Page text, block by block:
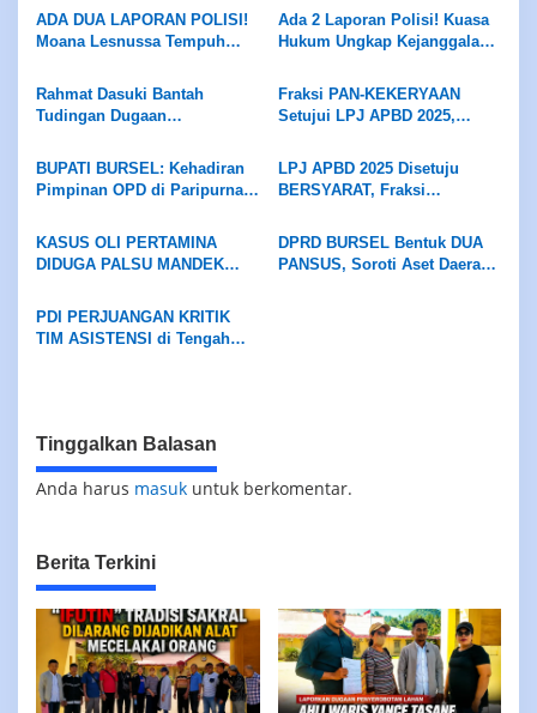
Anggota DPRD ke BK, Ketua
DPRD Pastikan Diproses
CABUT LAPORAN, Kuasa
Hukum Desak Pengusutan
hingga Pansus DPRD Bekerja
ADA DUA LAPORAN POLISI!
Moana Lesnussa Tempuh
Dugaan Keterlibatan Oknum
DPRD
Ada 2 Laporan Polisi! Kuasa
Hukum Ungkap Kejanggalan
Rahmat Dasuki Bantah
Tudingan Dugaan
Rp4 Miliar, Persilakan APH
Usut Tuntas
Fraksi PAN-KEKERYAAN
Setujui LPJ APBD 2025,
Pendidikan dan Tuntaskan
Jalan Ambalau
BUPATI BURSEL: Kehadiran
Pimpinan OPD di Paripurna
LPJ APBD 2025 Disetuju
BERSYARAT, Fraksi
Beberkan Belasan Catatan
Kritis
KASUS OLI PERTAMINA
DIDUGA PALSU MANDEK
Kapolda Maluku Turun
Tangan
DPRD BURSEL Bentuk DUA
PANSUS, Soroti Aset Daerah
PDI PERJUANGAN KRITIK
TIM ASISTENSI di Tengah
Tinggalkan Balasan
Anda harus masuk untuk berkomentar.
Berita Terkini